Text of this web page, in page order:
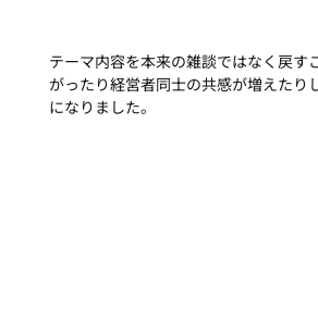
テーマ内容を本来の雑談ではなく戻す
がったり経営者同士の共感が増えたり
になりました。